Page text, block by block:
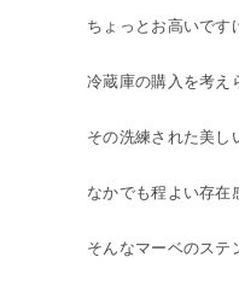
ちょっとお高いです
冷蔵庫の購入を考え
その洗練された美し
なかでも程よい存在
そんなマーベのステ